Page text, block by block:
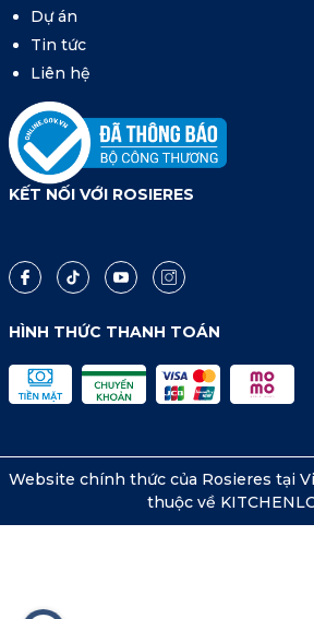
Dự án
Tin tức
Liên hệ
KẾT NỐI VỚI ROSIERES
HÌNH THỨC THANH TOÁN
Website chính thức của Rosieres tại
thuộc về